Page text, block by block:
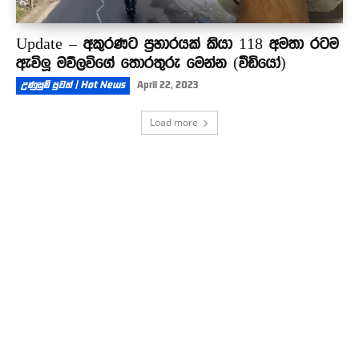
Update – අකුරණට ප්‍රහාරයක් කියා 118 අමතා රටම
ඇවිලූ මව්ලවිගේ තොරතුරු මෙන්න (වීඩියෝ)
උණුසුම් පුවත් | Hot News April 22, 2023
Load more